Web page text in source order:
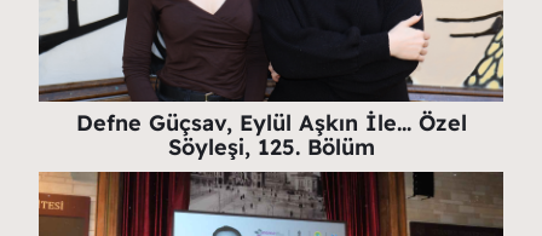
Defne Güçsav, Eylül Aşkın İle… Özel
Söyleşi, 125. Bölüm